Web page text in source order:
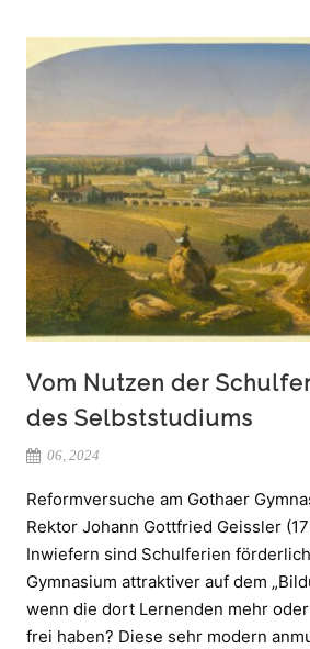
Vom Nutzen der
des Selbststudiums
06, 2024
Reformversuche am Gothaer
Rektor Johann Gottfried Geissler
Inwiefern sind Schulferien
Gymnasium attraktiver auf dem
wenn die dort Lernenden mehr
frei haben? Diese sehr modern